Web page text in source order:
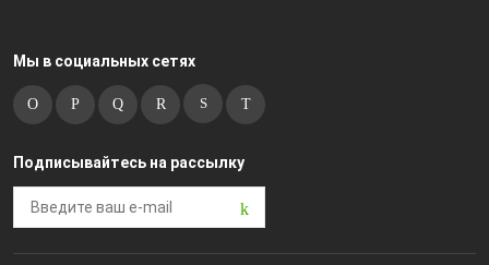
Мы в социальных сетях
Подписывайтесь на рассылку